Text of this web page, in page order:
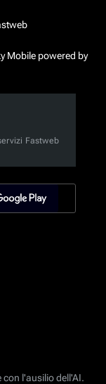
Mobile powered by
Fastweb
con l'ausilio dell'AI.